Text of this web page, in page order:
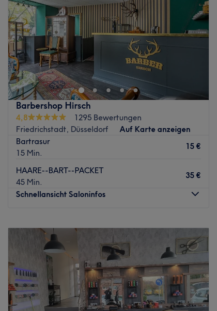
Freitag
Samstag
Sonntag
Geschlossen
Zurück zur Salonansicht
Barbershop Hirsch
4,8
1295 Bewertungen
Friedrichstadt, Düsseldorf
Auf Karte anzeigen
Bartrasur
15 Min.
15 €
HAARE--BART--PACKET
45 Min.
35 €
Schnellansicht Saloninfos
Dienstag
09:00
Mittwoch
19:00
Donnerstag
09:00–19:00
Freitag
09:00–19:00
Samstag
09:00 – 18:30
Sonntag
Geschlossen